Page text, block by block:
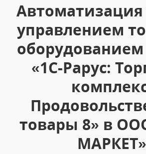
Автоматизация
управлением
оборудованием
«1С-Рарус:
товары 8» в
МАРКЕТ»